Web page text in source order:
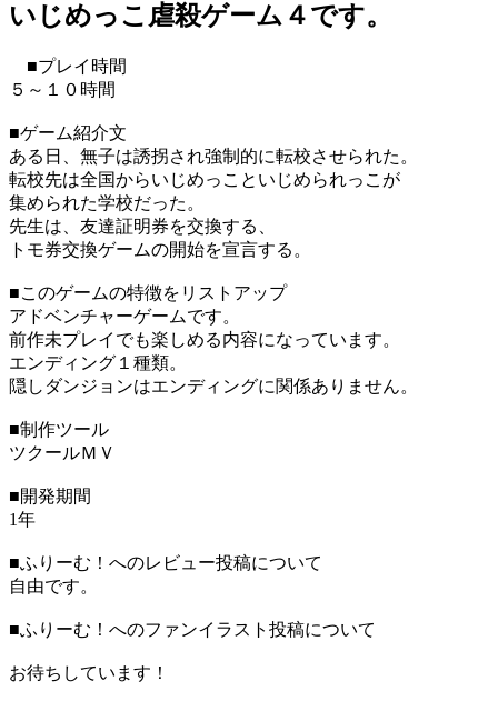
いじめっこ虐殺ゲーム４です。
■プレイ時間
５～１０時間
■ゲーム紹介文
ある日、無子は誘拐され強制的に転校させられた。
転校先は全国からいじめっこといじめられっこが
集められた学校だった。
先生は、友達証明券を交換する、
トモ券交換ゲームの開始を宣言する。
■このゲームの特徴をリストアップ
アドベンチャーゲームです。
前作未プレイでも楽しめる内容になっています。
エンディング１種類。
隠しダンジョンはエンディングに関係ありません。
■制作ツール
ツクールＭＶ
■開発期間
1年
■ふりーむ！へのレビュー投稿について
自由です。
■ふりーむ！へのファンイラスト投稿について
お待ちしています！